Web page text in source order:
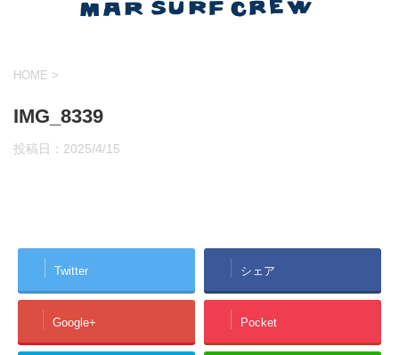
HOME >
IMG_8339
投稿日： 2025/4/15
Twitter シェア
Google+ Pocket